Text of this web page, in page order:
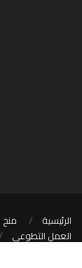
الرئيسية منح
العمل التطوعي